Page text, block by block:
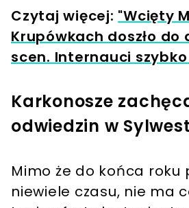
Czytaj więcej: "Wcięty
Krupówkach doszło do
scen. Internauci
Karkonosze
odwiedzin w
Mimo że do końca roku
niewiele czasu, nie ma